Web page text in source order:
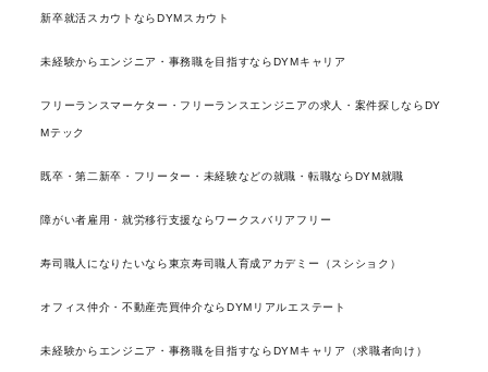
新卒就活スカウトならDYMスカウト
未経験からエンジニア・事務職を目指すならDYMキャリア
フリーランスマーケター・フリーランスエンジニアの求人・案件探しならDY
Mテック
既卒・第二新卒・フリーター・未経験などの就職・転職ならDYM就職
障がい者雇用・就労移行支援ならワークスバリアフリー
寿司職人になりたいなら東京寿司職人育成アカデミー（スシショク）
オフィス仲介・不動産売買仲介ならDYMリアルエステート
未経験からエンジニア・事務職を目指すならDYMキャリア（求職者向け）